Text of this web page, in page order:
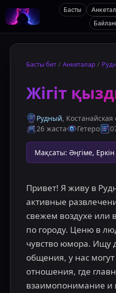
Басты
Басты бет / Анкеталар /
Жігіт
Рудный, Костанайская
26 жаста
Гетеро
Мақсаты: Әңгіме,
Привет! Я живу в
активные
свежем воздухе или
по городу. Ценю в
чувство юмора. Ищу
общения, у нас
отношения, где
взаимопонимание и